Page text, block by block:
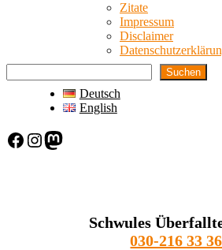
Zitate
Impressum
Disclaimer
Suchen
Deutsch
English
Facebook Instagram Mastodon
Schwules
030-216 33 36